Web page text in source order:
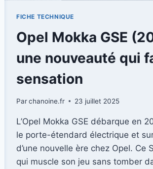
FICHE TECHNIQUE
Opel Mokka GSE
une nouveauté qui
sensation
Parchanoine.fr 23 juillet 2025
L’Opel Mokka GSE débarque en
le porte-étendard électrique et
d’une nouvelle ère chez Opel. Ce
qui muscle son jeu sans tomber